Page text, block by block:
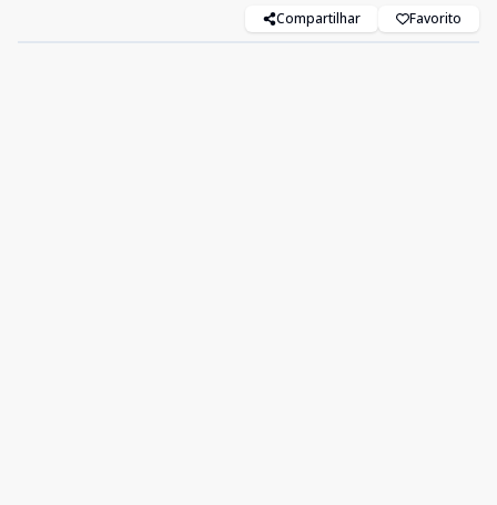
Compartilhar Favorito